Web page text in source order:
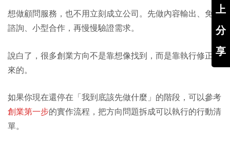
想做顧問服務，也不用立刻成立公司。先做內容輸出、免費
諮詢、小型合作，再慢慢驗證需求。
說白了，很多創業方向不是靠想像找到，而是靠執行修正出
來的。
如果你現在還停在「我到底該先做什麼」的階段，可以參考
創業第一步的實作流程，把方向問題拆成可以執行的行動清
單。
上
分
享